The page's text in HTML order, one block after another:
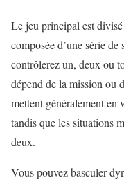
Le jeu principal est
composée d’une série de
contrôlerez un, deux ou
dépend de la mission ou
mettent généralement en
tandis que les situations
deux.
Vous pouvez basculer